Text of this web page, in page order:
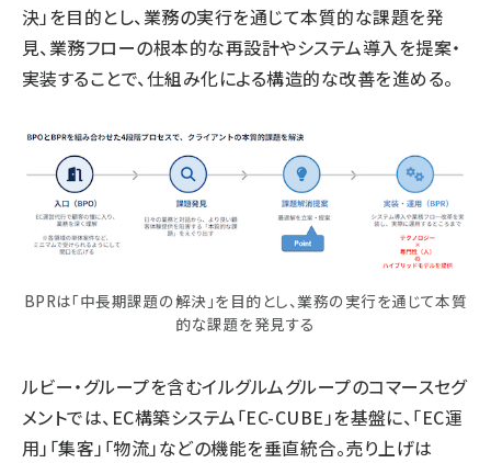
決」を目的とし、業務の実行を通じて本質的な課題を発
見、業務フローの根本的な再設計やシステム導入を提案・
実装することで、仕組み化による構造的な改善を進める。
BPRは「中長期課題の解決」を目的とし、業務の実行を通じて本質
的な課題を発見する
ルビー・グループを含むイルグルムグループのコマースセグ
メントでは、EC構築システム「EC-CUBE」を基盤に、「EC運
用」「集客」「物流」などの機能を垂直統合。売り上げは